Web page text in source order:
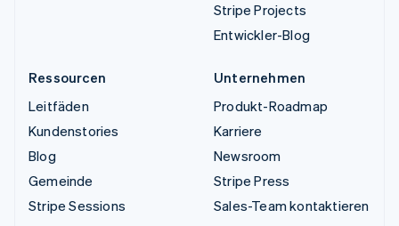
Stripe Projects
Entwickler-Blog
Ressourcen
Leitfäden
Kundenstories
Blog
Gemeinde
Stripe Sessions
Unternehmen
Produkt-Roadmap
Karriere
Newsroom
Stripe Press
Sales-Team kontaktieren